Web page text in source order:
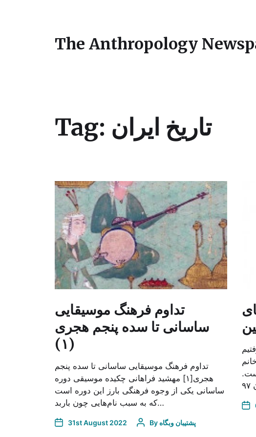
The Anthropology
Tag: تاریخ ایران
تداوم فرهنگ موسیقایی
ساسانی تا سده پنجم هجری
(۱)
تداوم فرهنگ موسیقایی ساسانی تا سده پنجم
هجری[۱] مهشید فراهانی چکیده موسیقی دوره
ساسانی یکی از وجوه فرهنگی بارز این دور‌ه است
که به سبب نام‌هایی چون باربد…
31st August 2022 By پشتیبان وبگاه